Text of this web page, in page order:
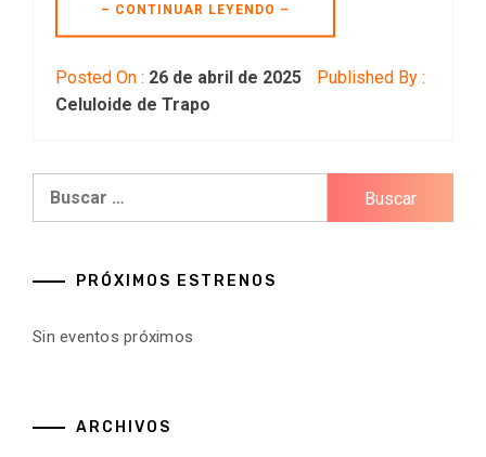
– CONTINUAR LEYENDO –
Posted On : 26 de abril de 2025
Published By :
Celuloide de Trapo
PRÓXIMOS ESTRENOS
Sin eventos próximos
ARCHIVOS